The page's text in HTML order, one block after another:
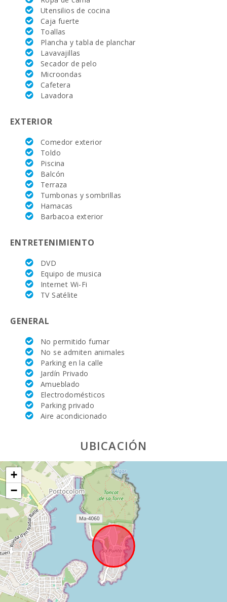
Alcanada Golf
(km ):
Vall d´Or Golf
(km):
Equitación Son
Menut (km):
Academia de
tenis Rafa
Hospital de
Hospital Son
Espases Palma
de Mallorca
(km):
Mercado
semanal en
Porto Colom (
los martes )
semanal en
Felanitx ( los
domingos )
(km):
Montuiri (km):
Mercado
semanal en
Alcudia ( los
martes y los
domingos)
(km):
Mercado
semanal en
palma nova:
Supermercado
- Eroski (km):
Supermercado
- Spar (km):
Supermercado
LIDL (km):
Deporte
Acuatico (km):
Lago - Es Llac
Gran (km):
Utensilios de cocina
Caja fuerte
Toallas
Plancha y tabla de planchar
Lavavajillas
Secador de pelo
Microondas
Cafetera
Lavadora
EXTERIOR
Comedor exterior
Toldo
Piscina
Balcón
Terraza
Tumbonas y sombrillas
Hamacas
Barbacoa exterior
ENTRETENIMIENTO
DVD
Equipo de musica
Internet Wi-Fi
TV Satélite
GENERAL
No permitido fumar
No se admiten animales
Parking en la calle
Jardín Privado
Amueblado
Electrodomésticos
Parking privado
Aire acondicionado
UBICACIÓN
+
−